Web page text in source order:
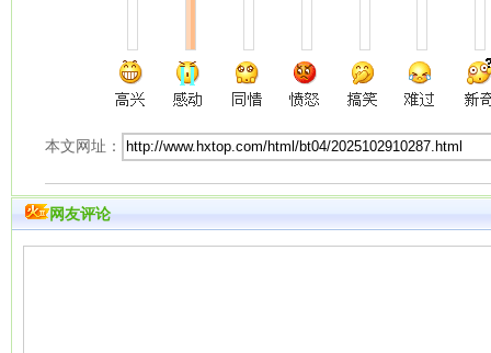
本文网址：
网友评论